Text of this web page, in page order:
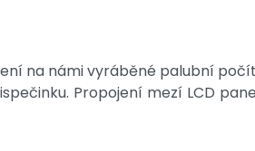
na námi vyráběné palubní
Propojení mezí LCD